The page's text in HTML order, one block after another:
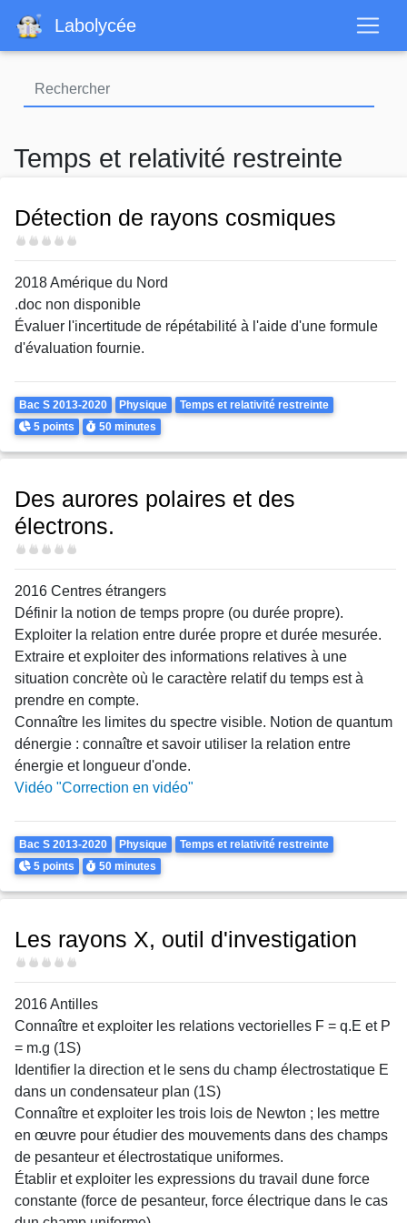
contenu
Labolycée
Temps et relativité restreinte
Détection de rayons cosmiques
Difficulté
2018 Amérique du Nord
.doc non disponible
Évaluer l'incertitude de répétabilité à l'aide d'une formule
d'évaluation fournie.
Theme
Bac S 2013-2020 Physique Temps et relativité restreinte
Points
5 points Durée
50 minutes
Des aurores polaires et des
électrons.
Difficulté
2016 Centres étrangers
Définir la notion de temps propre (ou durée propre).
Exploiter la relation entre durée propre et durée mesurée.
Extraire et exploiter des informations relatives à une
situation concrète où le caractère relatif du temps est à
prendre en compte.
Connaître les limites du spectre visible. Notion de quantum
dénergie : connaître et savoir utiliser la relation entre
énergie et longueur d'onde.
Vidéo "Correction en vidéo"
Theme
Bac S 2013-2020 Physique Temps et relativité restreinte
Points
5 points Durée
50 minutes
Les rayons X, outil d'investigation
Difficulté
2016 Antilles
Connaître et exploiter les relations vectorielles F = q.E et P
= m.g (1S)
Identifier la direction et le sens du champ électrostatique E
dans un condensateur plan (1S)
Connaître et exploiter les trois lois de Newton ; les mettre
en œuvre pour étudier des mouvements dans des champs
de pesanteur et électrostatique uniformes.
Établir et exploiter les expressions du travail dune force
constante (force de pesanteur, force électrique dans le cas